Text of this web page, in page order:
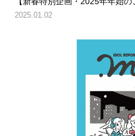
2025.01.02